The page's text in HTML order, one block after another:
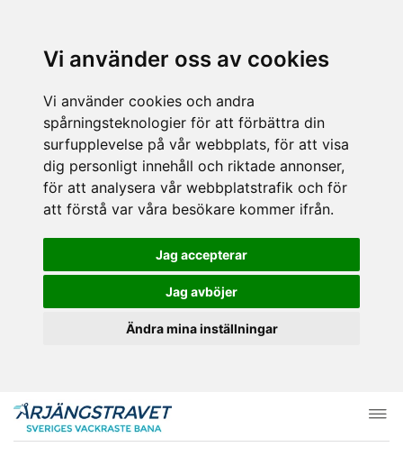
Vi använder oss av cookies
Vi använder cookies och andra
spårningsteknologier för att förbättra din
surfupplevelse på vår webbplats, för att visa
dig personligt innehåll och riktade annonser,
för att analysera vår webbplatstrafik och för
att förstå var våra besökare kommer ifrån.
Jag accepterar
Jag avböjer
Ändra mina inställningar